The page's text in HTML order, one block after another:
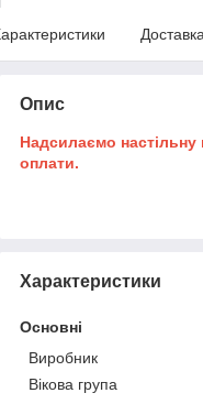
Доставка
Опис
Надсилаємо настільну
оплати.
Характеристики
Основні
Виробник
Вікова група